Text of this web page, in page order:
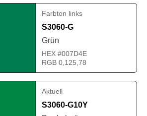
Farbton links
S3060-G
Grün
HEX #007D4E
RGB 0,125,78
Aktuell
S3060-G10Y